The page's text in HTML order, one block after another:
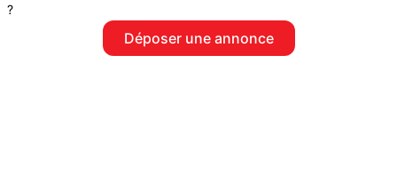
?
Déposer une annonce